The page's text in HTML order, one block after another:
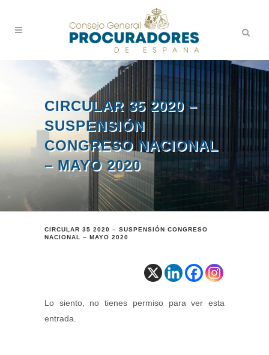
CIRCULAR 35 2020 –
SUSPENSIÓN
CONGRESO NACIONAL
– MAYO 2020
CIRCULAR 35 2020 – SUSPENSIÓN CONGRESO
NACIONAL – MAYO 2020
Lo siento, no tienes permiso para ver esta
entrada.